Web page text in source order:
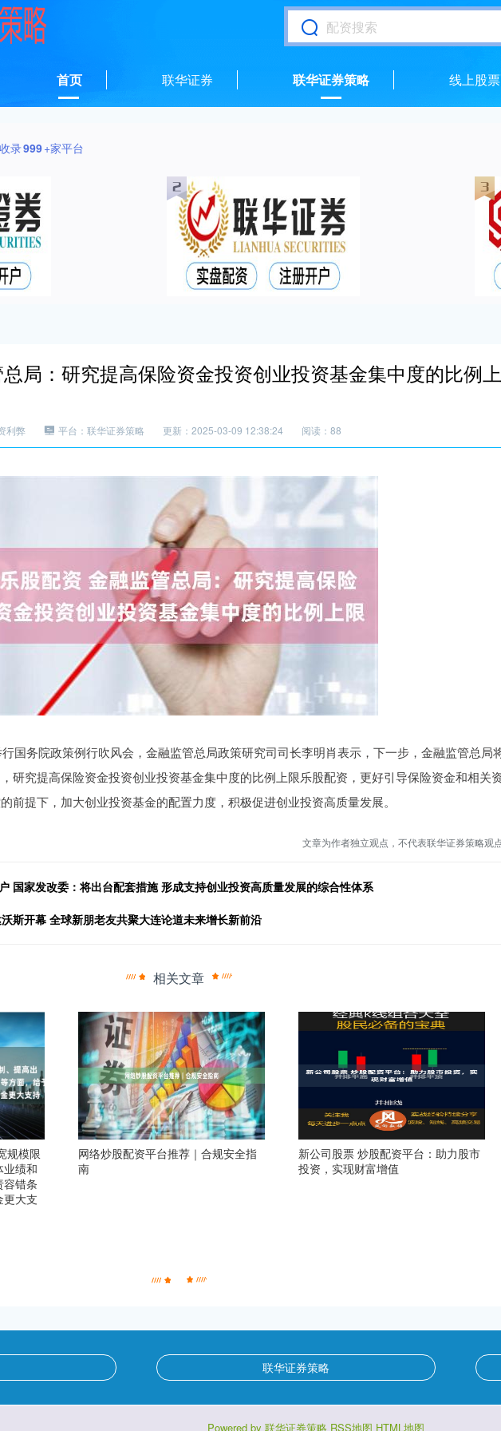
首页 联华证券 联华证券策略 线上股
录999+家平台
局：研究提高保险资金投资创业投资基金集中度的比例上
利弊 平台：联华证券策略 更新：2025-03-09 12:38:24 阅读：88
务院政策例行吹风会，金融监管总局政策研究司司长李明肖表示，下一步，金融监管总局
研究提高保险资金投资创业投资基金集中度的比例上限乐股配资，更好引导保险资金和相关
前提下，加大创业投资基金的配置力度，积极促进创业投资高质量发展。
文章为作者独立观点，不代表联华证券策略观
国家发改委：将出台配套措施 形成支持创业投资高质量发展的综合性体系
斯开幕 全球新朋老友共聚大连论道未来增长新前沿
相关文章
规模限
业绩和
容错条
更大支
网络炒股配资平台推荐｜合规安全指
南
新公司股票 炒股配资平台：助力股市
投资，实现财富增值
联华证券策略
Powered by 联华证券策略 RSS地图 HTML地图